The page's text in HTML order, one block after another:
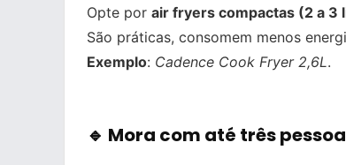
Opte por air fryers compactas (2 a 3
São práticas, consomem menos
Exemplo: Cadence Cook Fryer 2,6L.
🔹 Mora com até três